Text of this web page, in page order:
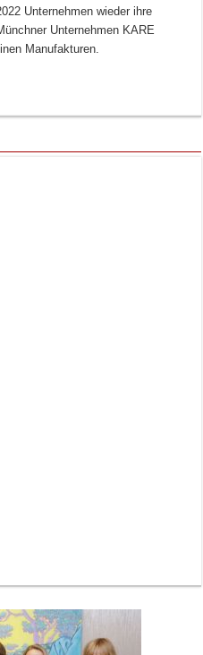
Unternehmen wieder ihre
Unternehmen KARE
Manufakturen.